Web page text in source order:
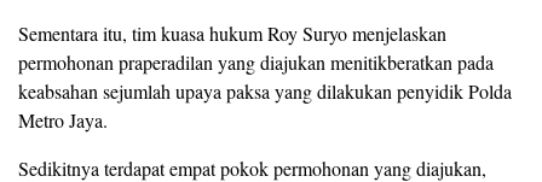
Sementara itu, tim kuasa hukum Roy Suryo menjelaskan
permohonan praperadilan yang diajukan menitikberatkan pada
keabsahan sejumlah upaya paksa yang dilakukan penyidik Polda
Metro Jaya.
Sedikitnya terdapat empat pokok permohonan yang diajukan,